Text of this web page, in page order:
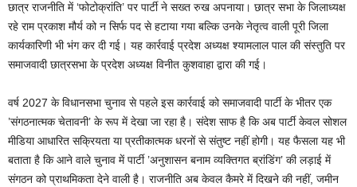
छात्र राजनीति में ‘फोटोक्रांति’ पर पार्टी ने सख्त रुख अपनाया। छात्र सभा के जिलाध्यक्ष
रहे राम प्रकाश मौर्य को न सिर्फ पद से हटाया गया बल्कि उनके नेतृत्व वाली पूरी जिला
कार्यकारिणी भी भंग कर दी गई। यह कार्रवाई प्रदेश अध्यक्ष श्यामलाल पाल की संस्तुति पर
समाजवादी छात्रसभा के प्रदेश अध्यक्ष विनीत कुशवाहा द्वारा की गई।
वर्ष 2027 के विधानसभा चुनाव से पहले इस कार्रवाई को समाजवादी पार्टी के भीतर एक
’संगठनात्मक चेतावनी’ के रूप में देखा जा रहा है। संदेश साफ है कि अब पार्टी केवल सोशल
मीडिया आधारित सक्रियता या प्रतीकात्मक धरनों से संतुष्ट नहीं होगी। यह फैसला यह भी
बताता है कि आने वाले चुनाव में पार्टी ’अनुशासन बनाम व्यक्तिगत ब्रांडिंग’ की लड़ाई में
संगठन को प्राथमिकता देने वाली है। राजनीति अब केवल कैमरे में दिखने की नहीं, जमीन